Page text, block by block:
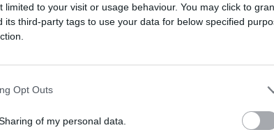
limited to your visit or usage behaviour. You may click to
its third-party tags to use your data for below specified
Opt Outs
of my personal data.